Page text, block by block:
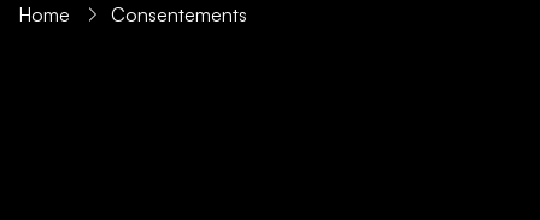
Home Consentements